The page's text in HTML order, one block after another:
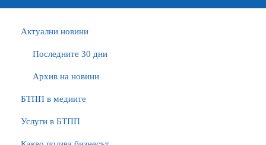
Актуални новини
Последните 30 дни
Архив на новини
БTПП в медиите
Услуги в БТПП